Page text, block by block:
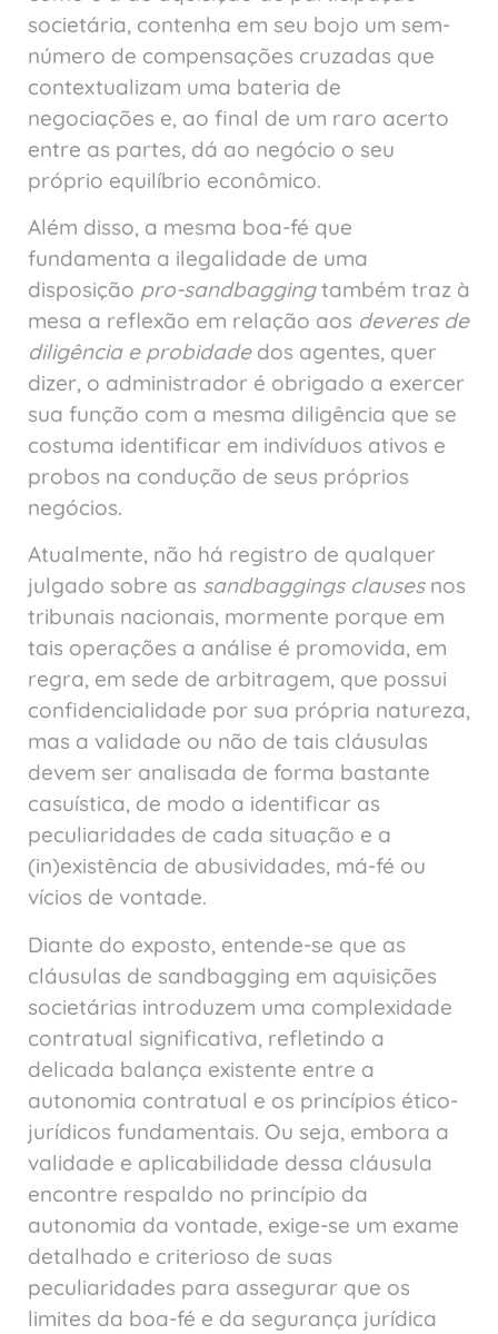
societária, contenha em seu bojo um sem-
número de compensações cruzadas que
contextualizam uma bateria de
negociações e, ao final de um raro acerto
entre as partes, dá ao negócio o seu
próprio equilíbrio econômico.
Além disso, a mesma boa-fé que
fundamenta a ilegalidade de uma
disposição pro-sandbaggingtambém traz à
mesa a reflexão em relação aos deveres de
diligência e probidadedos agentes, quer
dizer, o administrador é obrigado a exercer
sua função com a mesma diligência que se
costuma identificar em indivíduos ativos e
probos na condução de seus próprios
negócios.
Atualmente, não há registro de qualquer
julgado sobre as sandbaggings clausesnos
tribunais nacionais, mormente porque em
tais operações a análise é promovida, em
regra, em sede de arbitragem, que possui
confidencialidade por sua própria natureza,
mas a validade ou não de tais cláusulas
devem ser analisada de forma bastante
casuística, de modo a identificar as
peculiaridades de cada situação e a
(in)existência de abusividades, má-fé ou
vícios de vontade.
Diante do exposto, entende-se que as
cláusulas de sandbagging em aquisições
societárias introduzem uma complexidade
contratual significativa, refletindo a
delicada balança existente entre a
autonomia contratual e os princípios ético-
jurídicos fundamentais. Ou seja, embora a
validade e aplicabilidade dessa cláusula
encontre respaldo no princípio da
autonomia da vontade, exige-se um exame
detalhado e criterioso de suas
peculiaridades para assegurar que os
limites da boa-fé e da segurança jurídica